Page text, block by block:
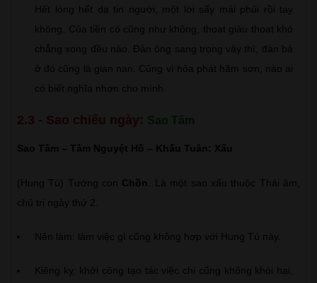
Hết lòng hết dạ tin người, một lời sẩy mái phủi rồi tay
không. Của tiền có cũng như không, thoạt giàu thoạt khó
chẳng xong đều nào. Đàn ông sang trọng vậy thì, đàn bà
ở đó cũng là gian nan. Cũng vì hỏa phát hãm sơn, nào ai
có biết nghĩa nhơn cho mình.
2.3 - Sao chiếu ngày: Sao Tâm
Sao Tâm – Tâm Nguyệt Hồ – Khấu Tuân: Xấu
(Hung Tú) Tướng con Chồn
. Là một sao xấu thuộc Thái âm,
chủ trị ngày thứ 2.
Nên làm: làm việc gì cũng không hợp với Hung Tú này.
Kiêng kỵ: khởi công tạo tác việc chi cũng không khỏi hại,